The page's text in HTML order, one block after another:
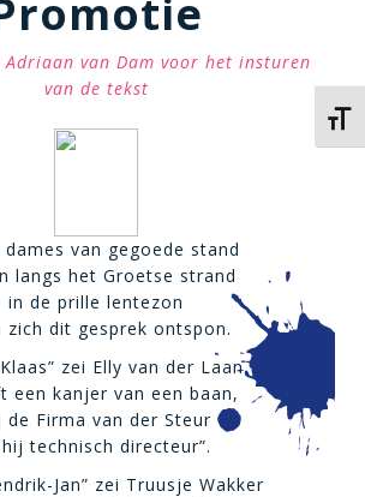
van Dam voor het insturen
van de tekst
dames van gegoede stand
langs het Groetse strand
in de prille lentezon
zich dit gesprek ontspon.
zei Elly van der Laan
een kanjer van een baan,
de Firma van der Steur
technisch directeur”.
Jan” zei Truusje Wakker